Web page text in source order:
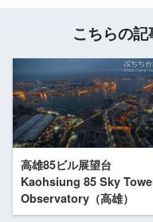
こちらの
高雄85ビル展望台
Kaohsiung 85 Sky
Observatory（高雄）